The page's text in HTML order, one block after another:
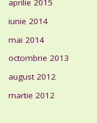
aprilie 2015
iunie 2014
mai 2014
octombrie 2013
august 2012
martie 2012